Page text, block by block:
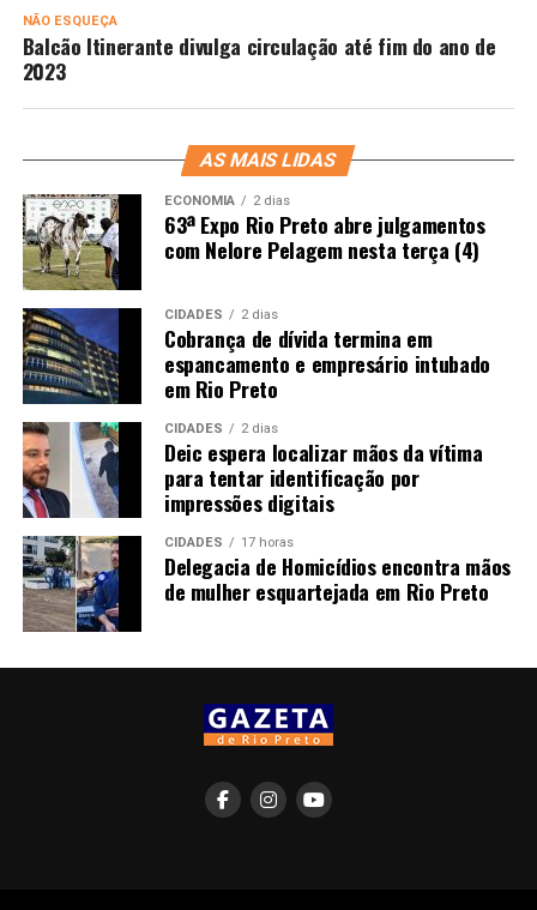
NÃO ESQUEÇA
Balcão Itinerante divulga circulação até fim do ano de
2023
AS MAIS LIDAS
ECONOMIA 2 dias
63ª Expo Rio Preto abre julgamentos
com Nelore Pelagem nesta terça (4)
CIDADES 2 dias
Cobrança de dívida termina em
espancamento e empresário intubado
em Rio Preto
CIDADES 2 dias
Deic espera localizar mãos da vítima
para tentar identificação por
impressões digitais
CIDADES 17 horas
Delegacia de Homicídios encontra mãos
de mulher esquartejada em Rio Preto